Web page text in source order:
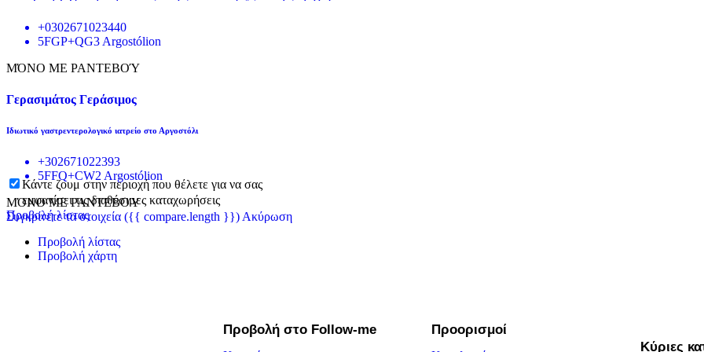
+0302671023440
5FGP+QG3 Argostólion
ΜΌΝΟ ΜΕ ΡΑΝΤΕΒΟΎ
Γερασιμάτος Γεράσιμος
Ιδιωτικό γαστρεντερολογικό ιατρείο στο Αργοστόλι
+302671022393
5FFQ+CW2 Argostólion
ΜΌΝΟ ΜΕ ΡΑΝΤΕΒΟΎ
Συγκρίνετε τα στοιχεία ({{ compare.length }})Ακύρωση
Κάντε ζουμ στην περιοχή που θέλετε για να σας
εμφανίσει τις διαθέσιμες καταχωρήσεις
Προβολή λίστας
Προβολή λίστας
Προβολή χάρτη
Προβολή στο Follow-me Προορισμοί
Κύριες